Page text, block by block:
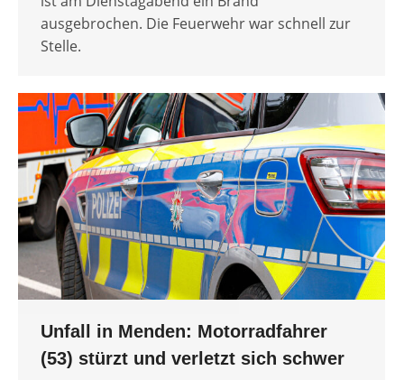
ausgebrochen. Die Feuerwehr war schnell zur
Stelle.
Unfall in Menden: Motorradfahrer
(53) stürzt und verletzt sich schwer